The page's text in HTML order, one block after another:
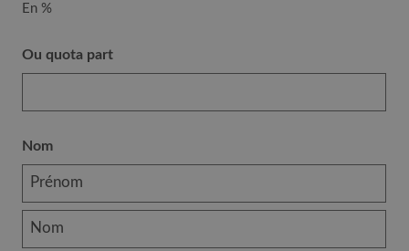
En %
Ou quota part
Nom